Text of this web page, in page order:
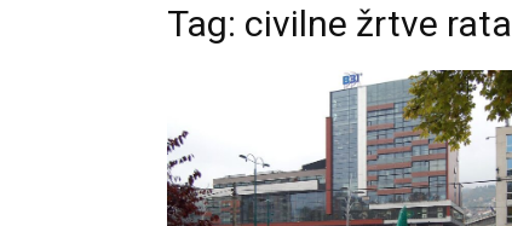
Tag: civilne žrtve rata